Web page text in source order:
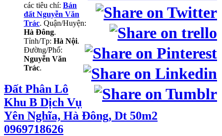
các tiêu chí: Bán
đất Nguyễn Văn
Trác. Quận/Huyện:
Hà Đông.
Tỉnh/Tp: Hà Nội.
Đường/Phố:
Nguyễn Văn
Trác.
Đất Phân Lô
Khu B Dịch Vụ
Yên Nghĩa, Hà Đông, Dt 50m2
0969718626